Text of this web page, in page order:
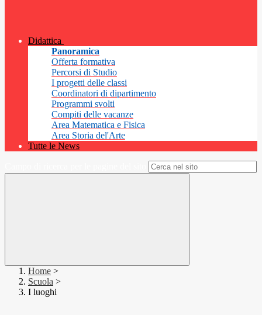
Didattica
Panoramica
Offerta formativa
Percorsi di Studio
I progetti delle classi
Coordinatori di dipartimento
Programmi svolti
Compiti delle vacanze
Area Matematica e Fisica
Area Storia del'Arte
Tutte le News
Home >
Scuola >
I luoghi